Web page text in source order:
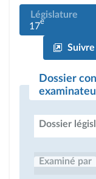
Législature
17e
Dossier
Dossier
Examiné par